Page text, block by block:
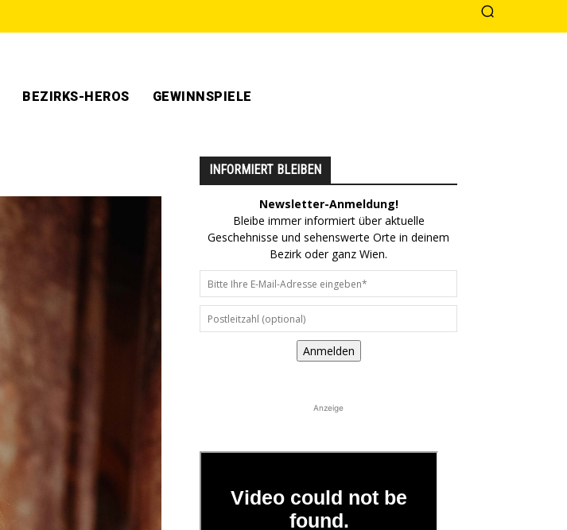
BEZIRKS-HEROS GEWINNSPIELE
INFORMIERT BLEIBEN
Newsletter-Anmeldung!
Bleibe immer informiert über aktuelle
Geschehnisse und sehenswerte Orte in deinem
Bezirk oder ganz Wien.
Anmelden
Anzeige